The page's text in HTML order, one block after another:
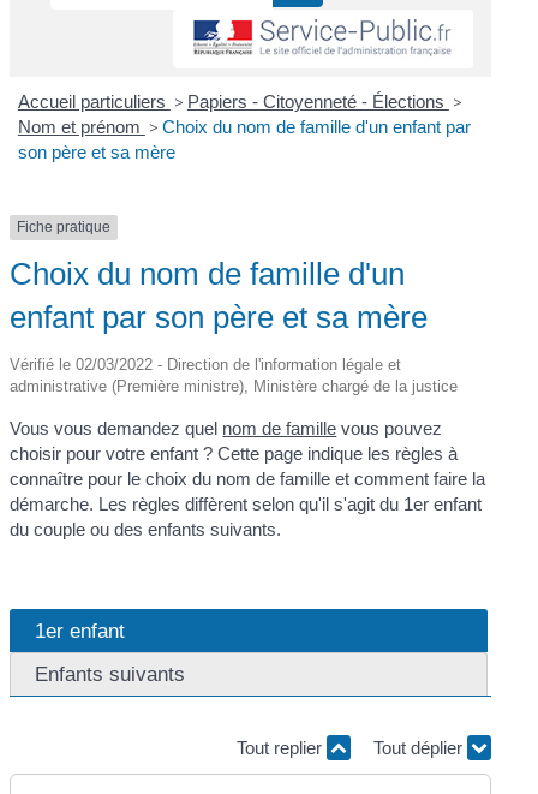
Accueil particuliers > Papiers - Citoyenneté - Élections >
Nom et prénom > Choix du nom de famille d'un enfant par
son père et sa mère
Fiche pratique
Choix du nom de famille d'un
enfant par son père et sa mère
Vérifié le 02/03/2022 - Direction de l'information légale et
administrative (Première ministre), Ministère chargé de la justice
Vous vous demandez quel nom de famille vous pouvez
choisir pour votre enfant ? Cette page indique les règles à
connaître pour le choix du nom de famille et comment faire la
démarche. Les règles diffèrent selon qu'il s'agit du 1er enfant
du couple ou des enfants suivants.
1er enfant
Enfants suivants
Tout replier Tout déplier